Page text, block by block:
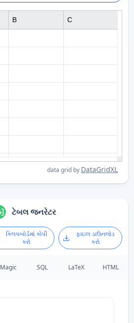
data grid by DataGridXL
B C
ટેબલ જનરેટર
ક્લિપબોર્ડમાં કોપી
કરો
ફાઇલ ડાઉનલોડ
કરો
Magic SQL LaTeX HTML